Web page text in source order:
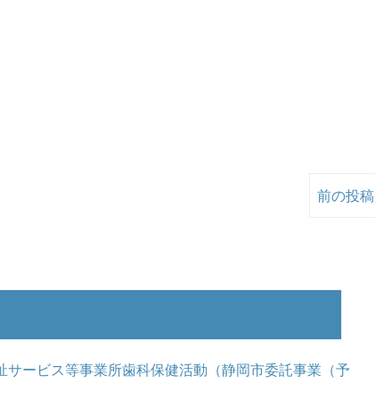
前の投稿
サービス等事業所歯科保健活動（静岡市委託事業（予